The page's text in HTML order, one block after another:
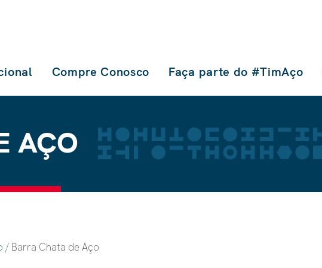
Compre Conosco Faça parte do #TimAço
AÇO
/ Barra Chata de Aço